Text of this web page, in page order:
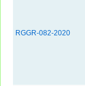
RGGR-082-2020